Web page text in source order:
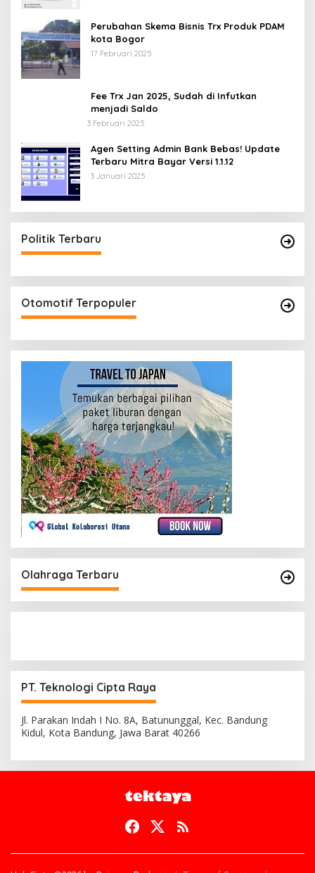
Perubahan Skema Bisnis Trx Produk PDAM
kota Bogor
17 Februari 2025
Fee Trx Jan 2025, Sudah di Infutkan
menjadi Saldo
3 Februari 2025
Agen Setting Admin Bank Bebas! Update
Terbaru Mitra Bayar Versi 1.1.12
3 Januari 2025
Politik Terbaru
Otomotif Terpopuler
Olahraga Terbaru
PT. Teknologi Cipta Raya
Jl. Parakan Indah I No. 8A, Batununggal, Kec. Bandung
Kidul, Kota Bandung, Jawa Barat 40266